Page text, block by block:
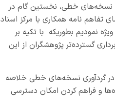
نسخه‌های خطی، نخستین گام در
نامه همکاری با مرکز اسناد
نمودیم بطوریکه با تکیه بر
گسترده‌تر پژوهشگران از این
در گردآوری نسخه‌های خطی خلاصه
و فراهم کردن امکان دسترسی